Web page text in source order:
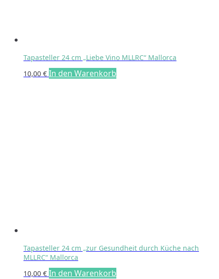
Tapasteller 24 cm „Liebe Vino MLLRC“ Mallorca
10,00 € In den Warenkorb
Tapasteller 24 cm „zur Gesundheit durch Küche nach
MLLRC“ Mallorca
10,00 € In den Warenkorb